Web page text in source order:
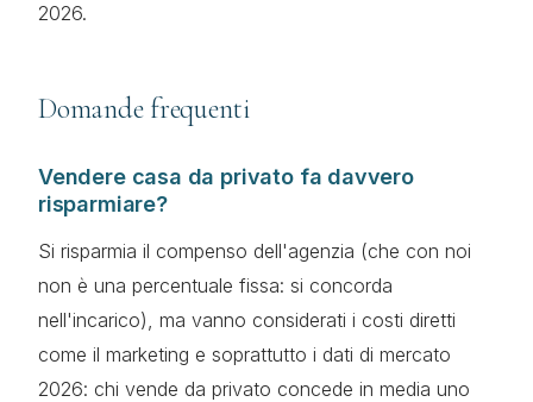
2026.
Domande frequenti
Vendere casa da privato fa davvero
risparmiare?
Si risparmia il compenso dell'agenzia (che con noi
non è una percentuale fissa: si concorda
nell'incarico), ma vanno considerati i costi diretti
come il marketing e soprattutto i dati di mercato
2026: chi vende da privato concede in media uno